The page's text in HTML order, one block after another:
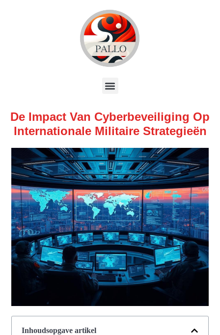
De Impact Van Cyberbeveiliging Op
Internationale Militaire Strategieën
Inhoudsopgave artikel